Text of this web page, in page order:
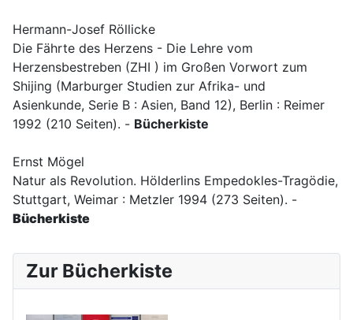
Hermann-Josef Röllicke
Die Fährte des Herzens - Die Lehre vom
Herzensbestreben (ZHI ) im Großen Vorwort zum
Shijing (Marburger Studien zur Afrika- und
Asienkunde, Serie B : Asien, Band 12), Berlin : Reimer
1992 (210 Seiten). - Bücherkiste
Ernst Mögel
Natur als Revolution. Hölderlins Empedokles-Tragödie,
Stuttgart, Weimar : Metzler 1994 (273 Seiten). -
Bücherkiste
Zur Bücherkiste